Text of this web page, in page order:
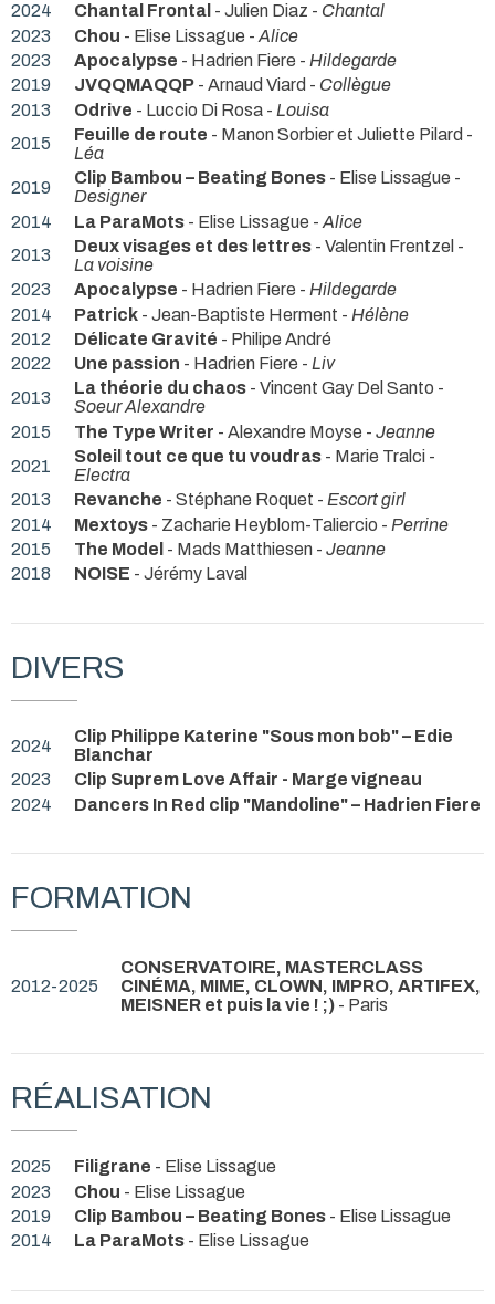
2024
Chantal Frontal - Julien Diaz - Chantal
2023
Chou - Elise Lissague - Alice
2023
Apocalypse - Hadrien Fiere - Hildegarde
2019
JVQQMAQQP - Arnaud Viard - Collègue
2013
Odrive - Luccio Di Rosa - Louisa
2015
Feuille de route - Manon Sorbier et Juliette Pilard -
Léa
2019
Clip Bambou – Beating Bones - Elise Lissague -
Designer
2014
La ParaMots - Elise Lissague - Alice
2013
Deux visages et des lettres - Valentin Frentzel -
La voisine
2023
Apocalypse - Hadrien Fiere - Hildegarde
2014
Patrick - Jean-Baptiste Herment - Hélène
2012
Délicate Gravité - Philipe André
2022
Une passion - Hadrien Fiere - Liv
2013
La théorie du chaos - Vincent Gay Del Santo -
Soeur Alexandre
2015
The Type Writer - Alexandre Moyse - Jeanne
2021
Soleil tout ce que tu voudras - Marie Tralci -
Electra
2013
Revanche - Stéphane Roquet - Escort girl
2014
Mextoys - Zacharie Heyblom-Taliercio - Perrine
2015
The Model - Mads Matthiesen - Jeanne
2018
NOISE - Jérémy Laval
DIVERS
2024
Clip Philippe Katerine "Sous mon bob" – Edie
Blanchar
2023
Clip Suprem Love Affair - Marge vigneau
2024
Dancers In Red clip "Mandoline" – Hadrien Fiere
FORMATION
2012-2025
CONSERVATOIRE, MASTERCLASS
CINÉMA, MIME, CLOWN, IMPRO, ARTIFEX,
MEISNER et puis la vie ! ;) - Paris
RÉALISATION
2025 Filigrane - Elise Lissague
2023
Chou - Elise Lissague
2019
Clip Bambou – Beating Bones - Elise Lissague
2014
La ParaMots - Elise Lissague